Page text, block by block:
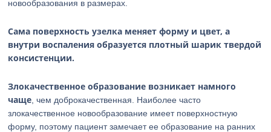
новообразования в размерах.
Сама поверхность узелка меняет форму и цвет, а
внутри воспаления образуется плотный шарик твердой
консистенции.
Злокачественное образование возникает намного
чаще , чем доброкачественная. Наиболее часто
злокачественное новообразование имеет поверхностную
форму, поэтому пациент замечает ее образование на ранних